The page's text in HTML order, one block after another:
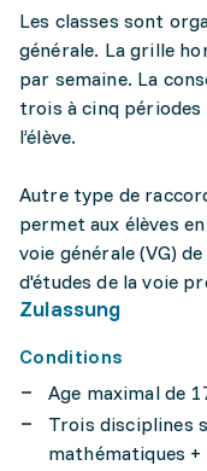
Les classes sont
générale. La grille
par semaine. La
trois à cinq
l’élève.
Autre type de
permet aux élèves
voie générale (VG)
d'études de la voie
Zulassung
Conditions
Age maximal de
Trois disciplines
mathématiques